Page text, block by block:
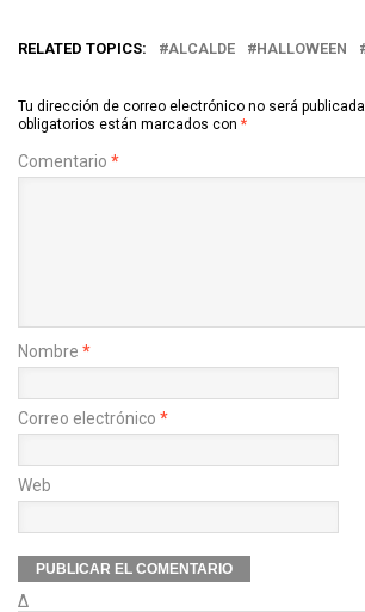
RELATED TOPICS: ALCALDE HALLOWEEN
Tu dirección de correo electrónico no será publicada.
obligatorios están marcados con *
Comentario *
Nombre *
Correo electrónico *
Web
Δ